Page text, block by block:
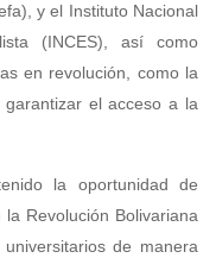
y el Instituto Nacional
(INCES), así como
en revolución, como la
el acceso a la
la oportunidad de
Revolución Bolivariana
de manera